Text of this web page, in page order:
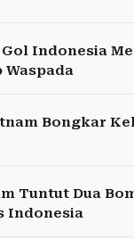
Indonesia
Waspada
Bongkar
Tuntut Dua
Indonesia